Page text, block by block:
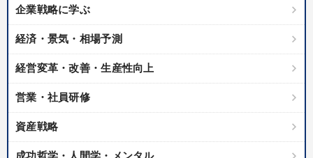
企業戦略に学ぶ
経済・景気・相場予測
経営変革・改善・生産性向上
営業・社員研修
資産戦略
成功哲学・人間学・メンタル